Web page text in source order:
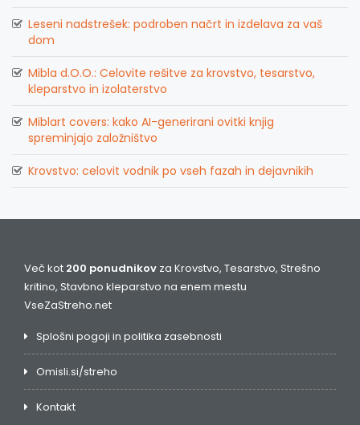
Leseni nadstrešek: podroben načrt in izdelava za vaš
dom
Mibla d.O.O.: Celovite rešitve za krovstvo, tesarstvo,
kleparstvo in izolaterstvo
Miblart covers: kako AI-generirani ovitki knjig
spreminjajo založništvo
Krovstvo: celovit vodnik po vseh fazah in dejavnikih
Več kot 200 ponudnikov za Krovstvo, Tesarstvo, Strešno
kritino, Stavbno kleparstvo na enem mestu
VseZaStreho.net
Splošni pogoji in politika zasebnosti
Omisli.si/streho
Kontakt